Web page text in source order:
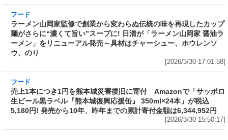
味を再現したカップ麺がさらに“濃くて旨い”ス
ン」をリニューアル発売～具材はチャーシュ
ー、ホウレンソウ、のり
[2026/3/30 17:01:58]
売上1本につき1円を熊本城災害復旧に寄付
城復興応援缶』 350ml×24本」が税込5,180円!
発売から10年、昨年までの累計寄付金額は
6,344,952円
[2026/3/30 15:50:17]